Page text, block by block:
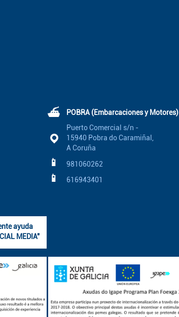
⛴
POBRA (Embarcaciones y Motores)
Puerto Comercial s/n -
15940 Pobra do Caramiñal,
A Coruña
📱 981060262
📱 616943401
ayuda
MEDIA"